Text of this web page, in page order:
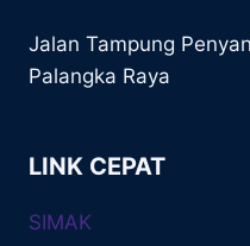
Jalan Tampung
Palangka Raya
LINK CEPAT
SIMAK